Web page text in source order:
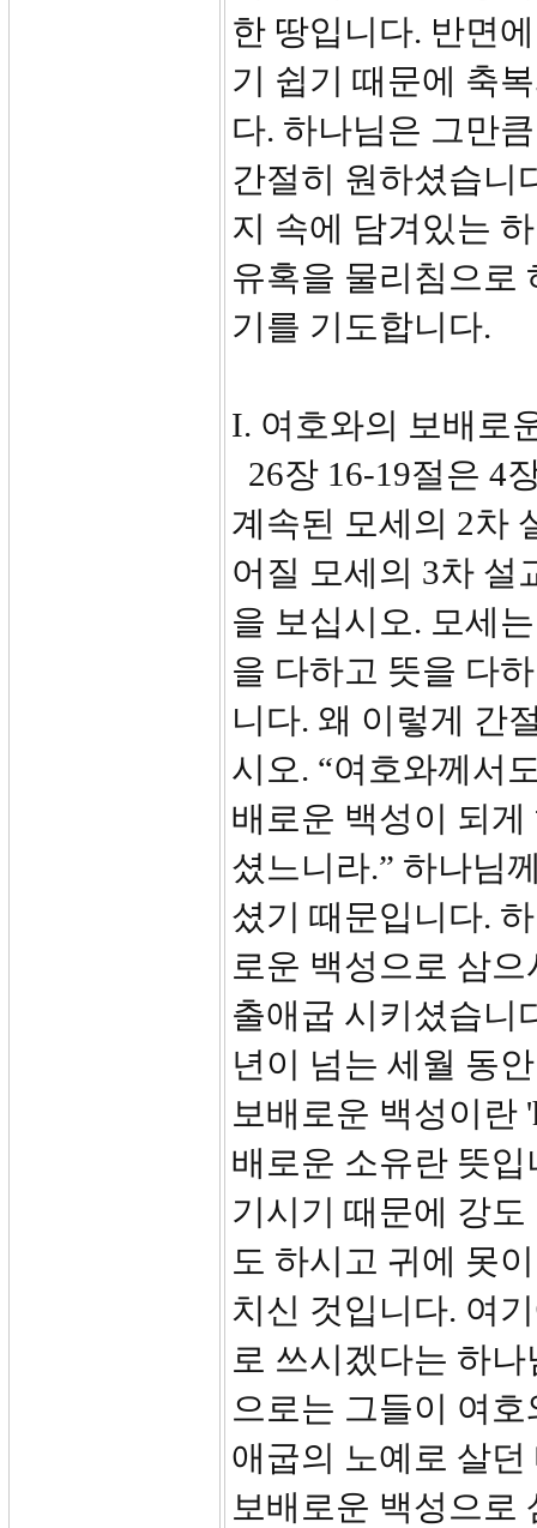
한 땅입니다. 반면
기 쉽기 때문에 축
다. 하나님은 그만
간절히 원하셨습니
지 속에 담겨있는
유혹을 물리침으로
기를 기도합니다.
I. 여호와의 보배로
26장 16-19절은 4
계속된 모세의 2차
어질 모세의 3차 설
을 보십시오. 모세
을 다하고 뜻을 다
니다. 왜 이렇게 간
시오. “여호와께서
배로운 백성이 되
셨느니라.” 하나님
셨기 때문입니다.
로운 백성으로 삼
출애굽 시키셨습니
년이 넘는 세월 동
보배로운 백성이란
배로운 소유란 뜻
기시기 때문에 강
도 하시고 귀에 못
치신 것입니다. 여
로 쓰시겠다는 하
으로는 그들이 여
애굽의 노예로 살
보배로운 백성으로